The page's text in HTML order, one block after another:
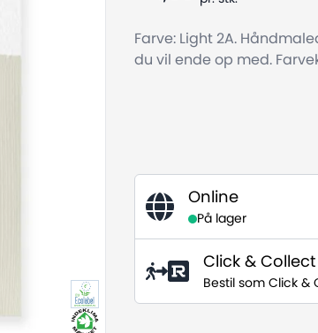
Farve: Light 2A.
du vil ende op med.
Online
På lager
Click & Collect
Bestil som Click &